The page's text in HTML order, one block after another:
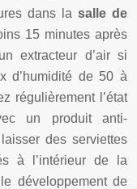
dans la salle de
15 minutes après
extracteur d’air si
d’humidité de 50 à
régulièrement l’état
un produit anti-
des serviettes
à l’intérieur de la
développement de